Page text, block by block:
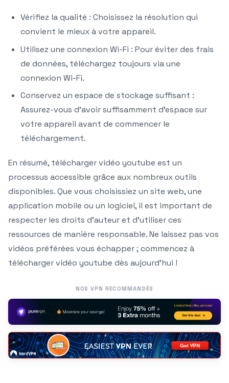
Vérifiez la qualité : Choisissez la résolution qui
convient le mieux à votre appareil.
Utilisez une connexion Wi-Fi : Pour éviter des frais
de données, téléchargez toujours via une
connexion Wi-Fi.
Conservez un espace de stockage suffisant :
Assurez-vous d’avoir suffisamment d’espace sur
votre appareil avant de commencer le
téléchargement.
En résumé, télécharger vidéo youtube est un
processus accessible grâce aux nombreux outils
disponibles. Que vous choisissiez un site web, une
application mobile ou un logiciel, il est important de
respecter les droits d’auteur et d’utiliser ces
ressources de manière responsable. Ne laissez pas vos
vidéos préférées vous échapper ; commencez à
télécharger vidéo youtube dès aujourd’hui !
NOS VPN RECOMMANDÉS